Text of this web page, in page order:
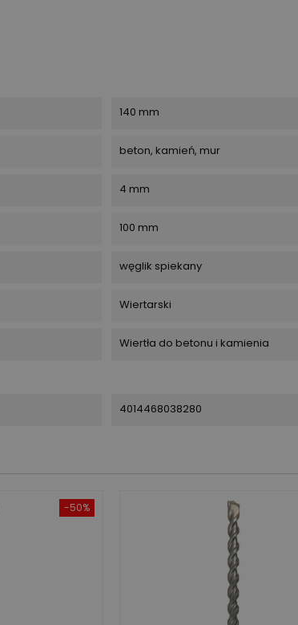
140 mm
beton, kamień, mur
4 mm
100 mm
węglik spiekany
Wiertarski
Wiertła do betonu i kamienia
4014468038280
-50%